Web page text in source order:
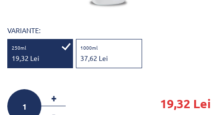
VARIANTE:
250ml
19,32 Lei
1000ml
37,62 Lei
+
19,32 Lei